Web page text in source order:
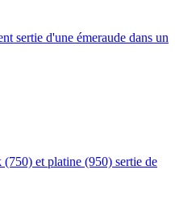
sertie d'une émeraude dans un
et platine (950) sertie de